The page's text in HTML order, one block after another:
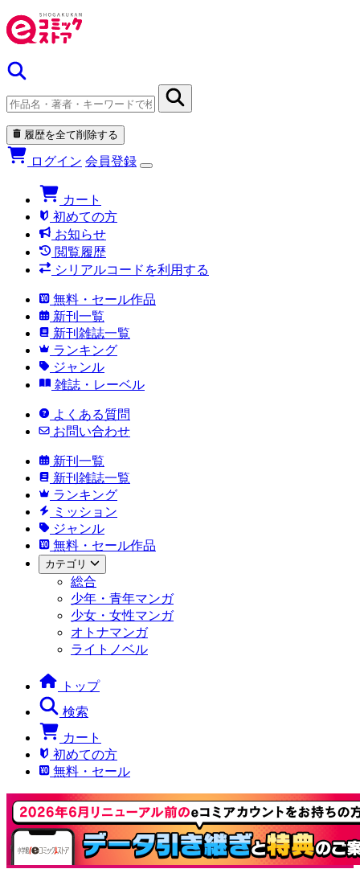
履歴を全て削除する
ログイン 会員登録
カート
初めての方
お知らせ
閲覧履歴
シリアルコードを利用する
無料・セール作品
新刊一覧
新刊雑誌一覧
ランキング
ジャンル
雑誌・レーベル
よくある質問
お問い合わせ
新刊一覧
新刊雑誌一覧
ランキング
ミッション
ジャンル
無料・セール作品
カテゴリ
総合
少年・青年マンガ
少女・女性マンガ
オトナマンガ
ライトノベル
トップ
検索
カート
初めての方
無料・セール